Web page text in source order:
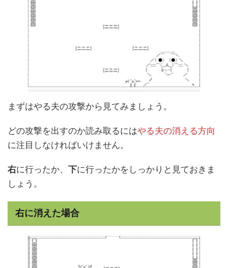
まずはやる夫の攻撃から見てみましょう。
どの攻撃を出すのか読み取るにはやる夫の消える方向
に注目しなければいけません。
右に行ったか、 下に行ったかをしっかりと見ておきま
しょう。
右に消えた場合